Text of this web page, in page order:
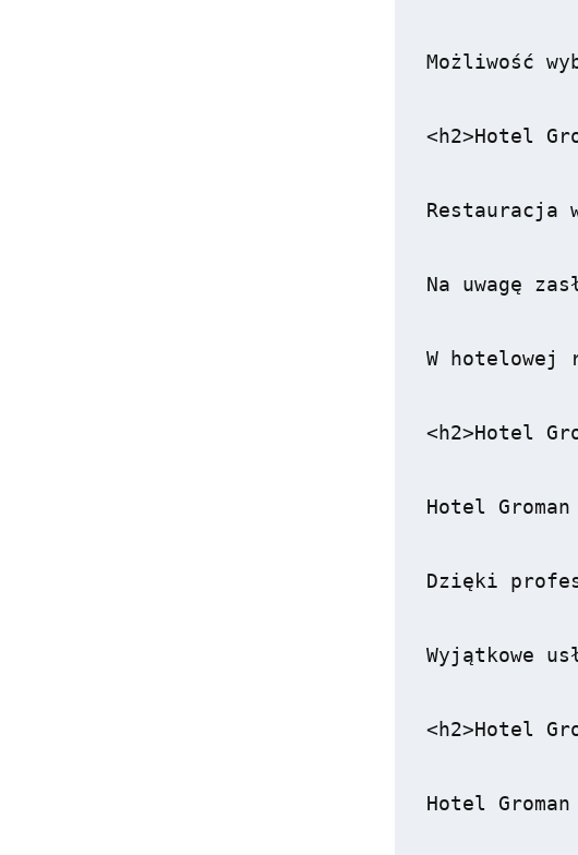
Możliwość
<h2>Hotel
Restauracja
Na uwagę
W hotelowej
<h2>Hotel
Hotel
Dzięki
Wyjątkowe
<h2>Hotel
Hotel